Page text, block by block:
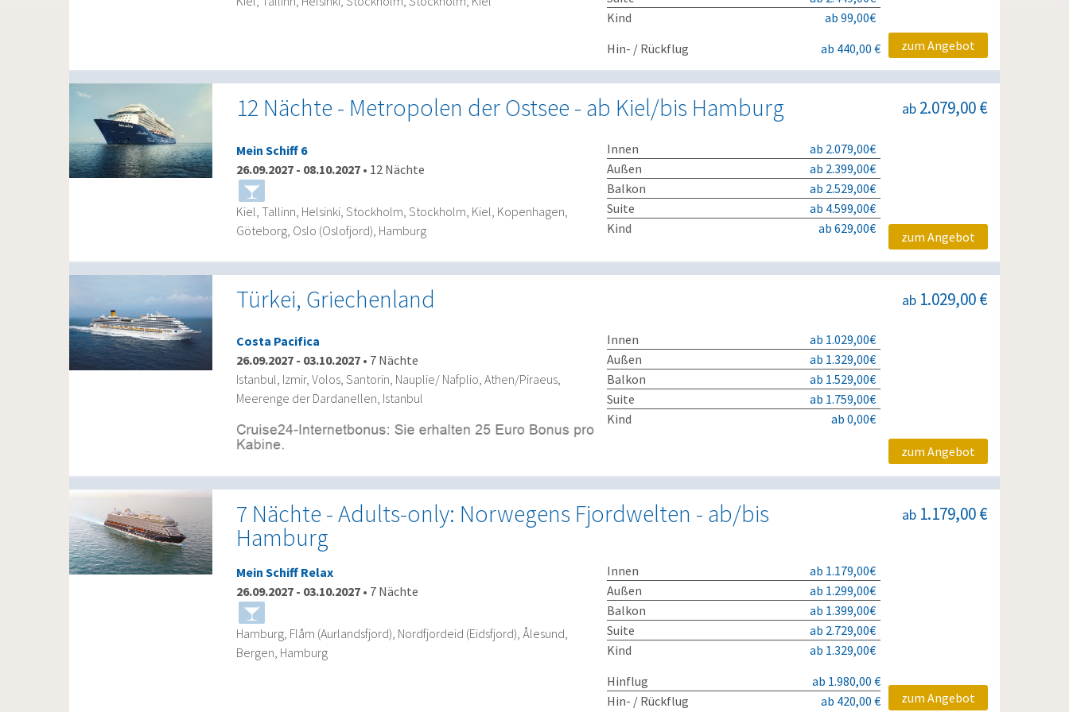
Kind
ab 99,00€
Hin- / Rückflug
ab 440,00 € zum Angebot
12 Nächte - Metropolen der Ostsee - ab Kiel/bis Hamburg ab 2.079,00 €
Mein Schiff 6
26.09.2027 - 08.10.2027 • 12 Nächte
Kiel, Tallinn, Helsinki, Stockholm, Stockholm, Kiel, Kopenhagen,
Göteborg, Oslo (Oslofjord), Hamburg
Innen
ab 2.079,00€
Außen
ab 2.399,00€
Balkon
ab 2.529,00€
Suite
ab 4.599,00€
Kind
ab 629,00€
zum Angebot
Türkei, Griechenland ab 1.029,00 €
Costa Pacifica
26.09.2027 - 03.10.2027 • 7 Nächte
Istanbul, Izmir, Volos, Santorin, Nauplie/ Nafplio, Athen/Piraeus,
Meerenge der Dardanellen, Istanbul
Innen
ab 1.029,00€
Außen
ab 1.329,00€
Balkon
ab 1.529,00€
Suite
ab 1.759,00€
Kind
ab 0,00€
zum Angebot
7 Nächte - Adults-only: Norwegens Fjordwelten - ab/bis
Hamburg
ab 1.179,00 €
Mein Schiff Relax
26.09.2027 - 03.10.2027 • 7 Nächte
Hamburg, Flåm (Aurlandsfjord), Nordfjordeid (Eidsfjord), Ålesund,
Bergen, Hamburg
Innen
ab 1.179,00€
Außen
ab 1.299,00€
Balkon
ab 1.399,00€
Suite
ab 2.729,00€
Kind
ab 1.329,00€
Hinflug
ab 1.980,00 €
Hin- / Rückflug
ab 420,00 € zum Angebot